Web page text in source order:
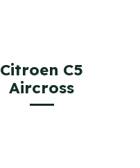
Citroen C5
Aircross